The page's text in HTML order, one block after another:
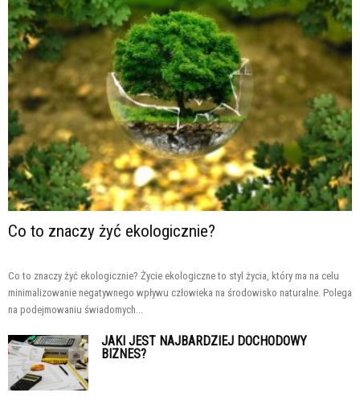
Co to znaczy żyć ekologicznie?
Co to znaczy żyć ekologicznie? Życie ekologiczne to styl życia, który ma na celu
minimalizowanie negatywnego wpływu człowieka na środowisko naturalne. Polega
na podejmowaniu świadomych...
JAKI JEST NAJBARDZIEJ DOCHODOWY
BIZNES?